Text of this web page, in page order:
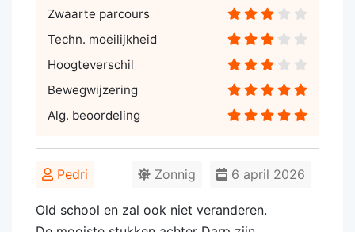
Zwaarte parcours
Techn. moeilijkheid
Hoogteverschil
Bewegwijzering
Alg. beoordeling
Pedri 6 april 2026
Zonnig
Old school en zal ook niet veranderen.